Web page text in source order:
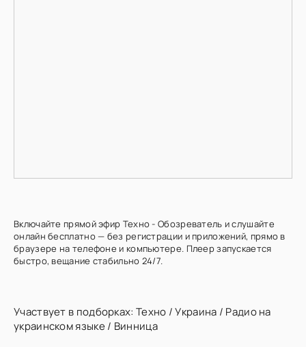
Включайте прямой эфир Техно - Обозреватель и слушайте
онлайн бесплатно — без регистрации и приложений, прямо в
браузере на телефоне и компьютере. Плеер запускается
быстро, вещание стабильно 24/7.
Участвует в подборках: Техно /Украина / Радио на
украинском языке/ Винница